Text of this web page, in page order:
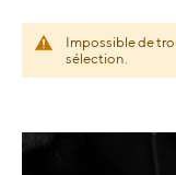
Impossible de
sélection.